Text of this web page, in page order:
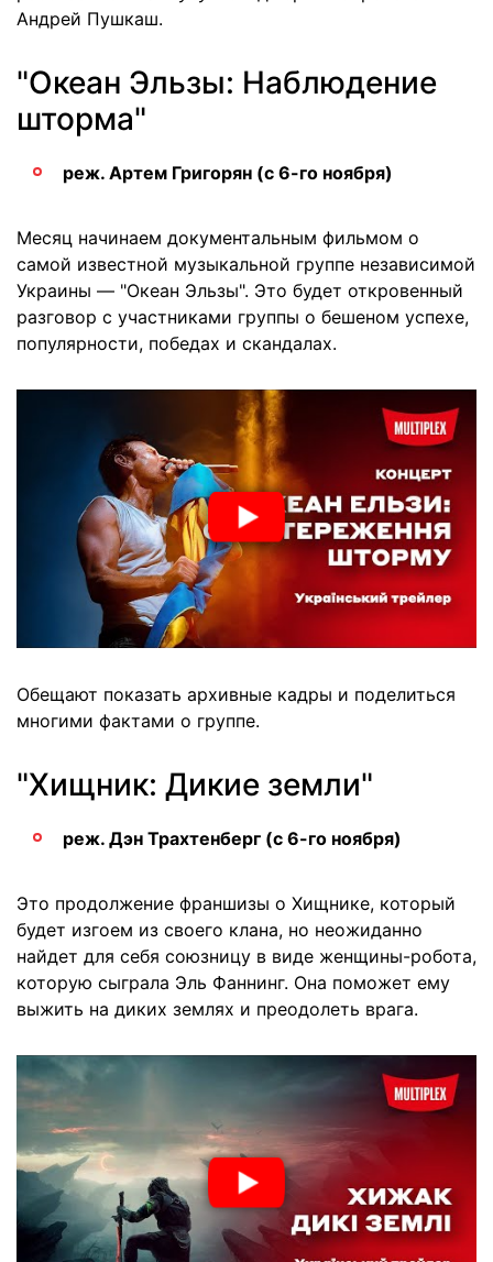
Андрей Пушкаш.
"Океан Эльзы: Наблюдение
шторма"
реж. Артем Григорян (с 6-го ноября)
Месяц начинаем документальным фильмом о
самой известной музыкальной группе независимой
Украины — "Океан Эльзы". Это будет откровенный
разговор с участниками группы о бешеном успехе,
популярности, победах и скандалах.
Обещают показать архивные кадры и поделиться
многими фактами о группе.
"Хищник: Дикие земли"
реж. Дэн Трахтенберг (с 6-го ноября)
Это продолжение франшизы о Хищнике, который
будет изгоем из своего клана, но неожиданно
найдет для себя союзницу в виде женщины-робота,
которую сыграла Эль Фаннинг. Она поможет ему
выжить на диких землях и преодолеть врага.